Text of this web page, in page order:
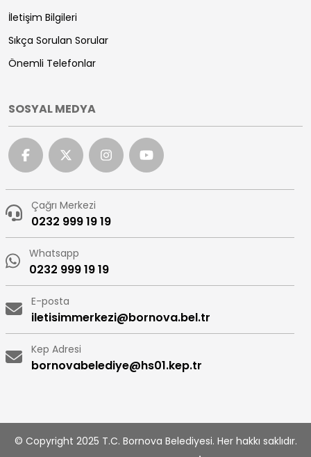
İletişim Bilgileri
Sıkça Sorulan Sorular
Önemli Telefonlar
SOSYAL MEDYA
Çağrı Merkezi
0232 999 19 19
Whatsapp
0232 999 19 19
E-posta
iletisimmerkezi@bornova.bel.tr
Kep Adresi
bornovabelediye@hs01.kep.tr
© Copyright 2025 T.C. Bornova Belediyesi. Her hakkı saklıdır.